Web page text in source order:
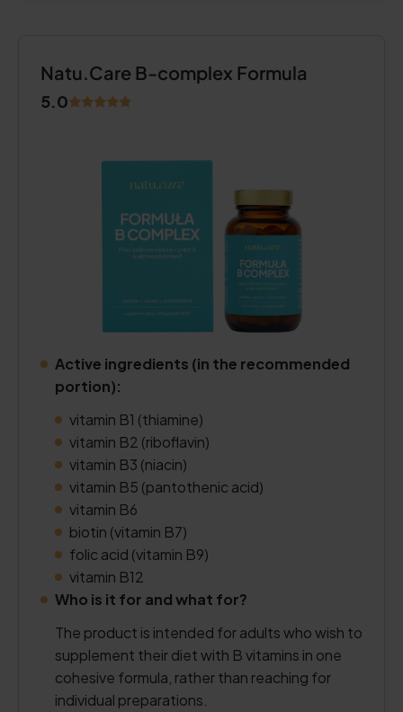
Natu.Care B-complex Formula
5.0
Active ingredients (in the recommended
portion):
vitamin B1 (thiamine)
vitamin B2 (riboflavin)
vitamin B3 (niacin)
vitamin B5 (pantothenic acid)
vitamin B6
biotin (vitamin B7)
folic acid (vitamin B9)
vitamin B12
Who is it for and what for?
The product is intended for adults who wish to
supplement their diet with B vitamins in one
cohesive formula, rather than reaching for
individual preparations.